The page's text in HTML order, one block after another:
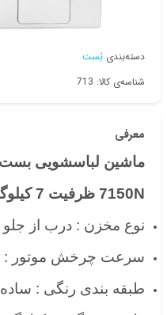
دسته‌بندی بُست
شناسه‌ی کالا: 713
معرفی
7150N ظرفیت 7 کیلوگرم
نوع مخزن : درب از جلو
سرعت چرخش موتور : 1000 دور در دقیقه
طبقه بندی رنگی : ساده